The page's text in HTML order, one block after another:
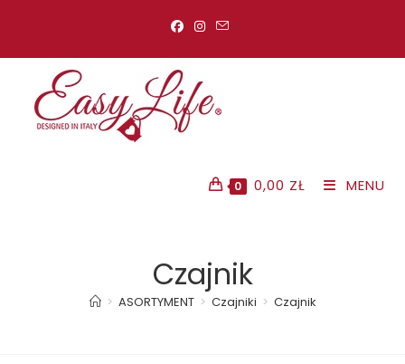
0 0,00 ZŁ MENU
Czajnik
> ASORTYMENT > Czajniki > Czajnik